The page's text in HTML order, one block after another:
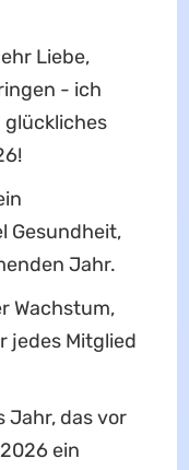
Liebe,
- ich
glückliches
Gesundheit,
Jahr.
Wachstum,
jedes Mitglied
Jahr, das vor
ein